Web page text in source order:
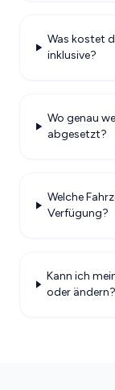
Was kostet
inklusive?
Wo genau
abgesetzt?
Welche
Verfügung?
Kann ich
oder ändern?